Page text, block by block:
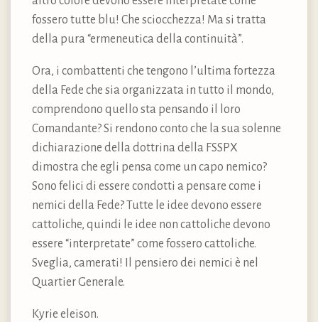
fossero tutte blu! Che sciocchezza! Ma si tratta
della pura “ermeneutica della continuità”.
Ora, i combattenti che tengono l’ultima fortezza
della Fede che sia organizzata in tutto il mondo,
comprendono quello sta pensando il loro
Comandante? Si rendono conto che la sua solenne
dichiarazione della dottrina della FSSPX
dimostra che egli pensa come un capo nemico?
Sono felici di essere condotti a pensare come i
nemici della Fede? Tutte le idee devono essere
cattoliche, quindi le idee non cattoliche devono
essere “interpretate” come fossero cattoliche.
Sveglia, camerati! Il pensiero dei nemici è nel
Quartier Generale.
Kyrie eleison.